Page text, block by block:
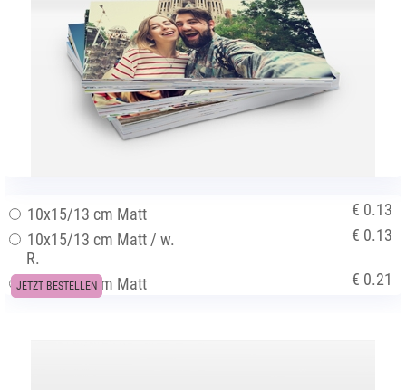
10x15/13 cm Matt
€ 0.13
10x15/13 cm Matt / w.
R.
€ 0.13
13x18/16 cm Matt € 0.21
JETZT BESTELLEN